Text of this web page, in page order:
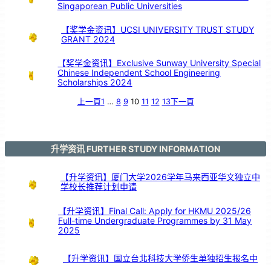
Singaporean Public Universities
【奖学金资讯】UCSI UNIVERSITY TRUST STUDY
GRANT 2024
【奖学金资讯】Exclusive Sunway University Special
Chinese Independent School Engineering
Scholarships 2024
上一頁1 … 8 9 10 11 12 13下一頁
升学资讯 FURTHER STUDY INFORMATION
【升学资讯】厦门大学2026学年马来西亚华文独立中
学校长推荐计划申请
【升学资讯】Final Call: Apply for HKMU 2025/26
Full-time Undergraduate Programmes by 31 May
2025
【升学资讯】国立台北科技大学侨生单独招生报名中